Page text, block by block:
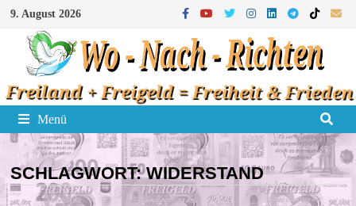
Zum
Inhalt
springen
9. August 2026
Menü
SCHLAGWORT:WIDERSTAND